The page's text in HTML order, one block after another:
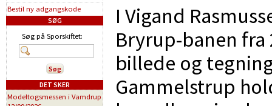
I Vigand
Bryrup-banen fra
billede og
Gammelstrup
Bestil ny adgangskode
SØG
Søg på Sporskiftet:
DET SKER
Modeltogsmessen i Vamdrup